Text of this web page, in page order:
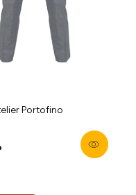
Portofino